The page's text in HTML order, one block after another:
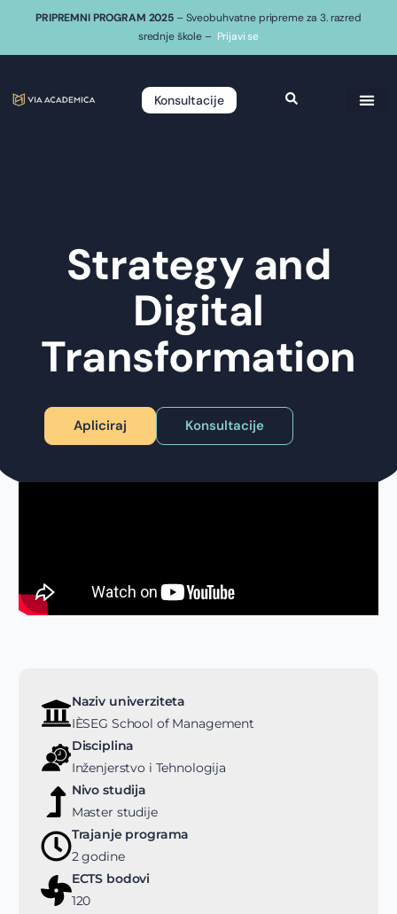
PRIPREMNI PROGRAM 2025 – Sveobuhvatne pripreme za 3. razred
srednje škole – Prijavi se
Konsultacije
Strategy and
Digital
Transformation
Apliciraj Konsultacije
Naziv univerziteta
IÈSEG School of Management
Disciplina
Inženjerstvo i Tehnologija
Nivo studija
Master studije
Trajanje programa
2 godine
ECTS bodovi
120